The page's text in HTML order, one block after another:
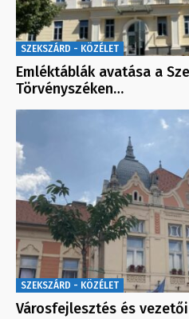
SZEKSZÁRD - KÖZÉLET
Emléktáblák avatása a
Törvényszéken…
SZEKSZÁRD - KÖZÉLET
Városfejlesztés és